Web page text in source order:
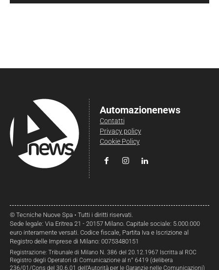
Automazionenews
Contatti
Privacy policy
Cookie Policy
© Tecniche Nuove Spa • Tutti i diritti riservati.
Sede legale: Via Eritrea 21 - 20157 Milano. Capitale sociale: 5.000.000
euro interamente versati. Codice fiscale, Partita Iva e Iscrizione al
Registro delle Imprese di Milano: 00753480151
Registrazione: Tribunale di Milano N. 386 del 20.12.1967 Iscritta al ROC
Registro degli Operatori di Comunicazione al n° 6419 (delibera
236/01/Cons del 30.6.01 dell’Autorità per le Garanzie nelle Comunicazioni)